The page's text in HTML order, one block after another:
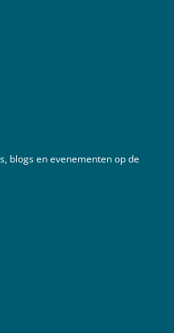
blogs en evenementen op de